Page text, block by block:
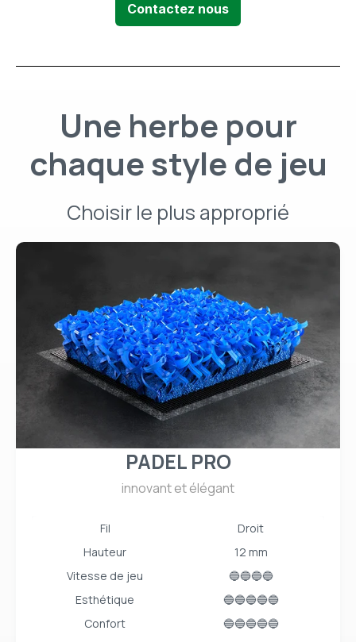
Contactez nous
Une herbe pour
chaque style de jeu
Choisir le plus approprié
PADEL PRO
innovant et élégant
Fil
Droit
Hauteur
12 mm
Vitesse de jeu
🔵🔵🔵🔵
Esthétique
🔵🔵🔵🔵🔵
Confort
🔵🔵🔵🔵🔵